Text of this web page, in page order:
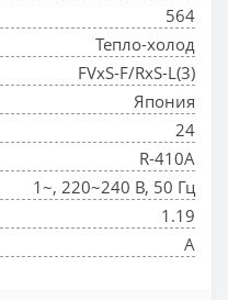
564
Тепло-холод
FVxS-F/RxS-L(3)
Япония
24
R-410A
1~, 220~240 В, 50 Гц
1.19
A